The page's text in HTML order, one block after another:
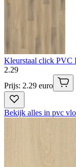
Kleurstaal click PVC
2.29
Prijs: 2.29 euro
Bekijk alles in pvc